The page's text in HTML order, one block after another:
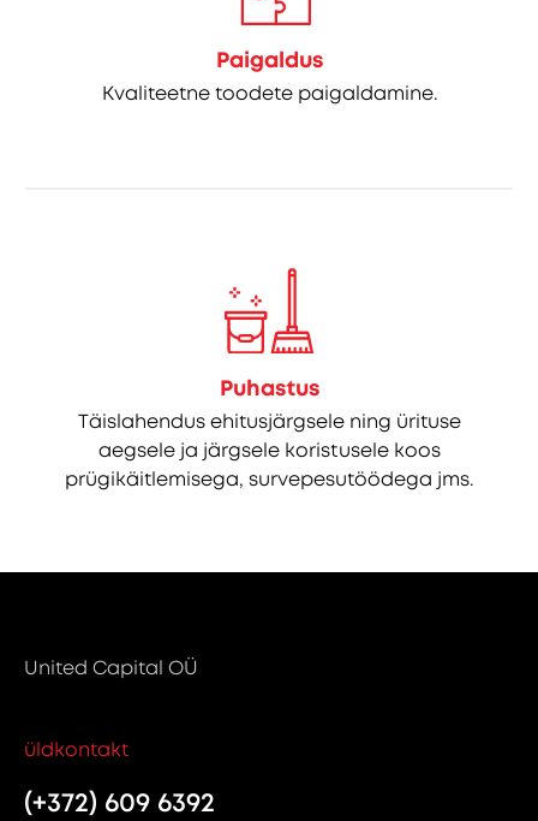
Paigaldus
Kvaliteetne toodete paigaldamine.
Puhastus
Täislahendus ehitusjärgsele ning ürituse
aegsele ja järgsele koristusele koos
prügikäitlemisega, survepesutöödega jms.
United Capital OÜ
üldkontakt
(+372) 609 6392